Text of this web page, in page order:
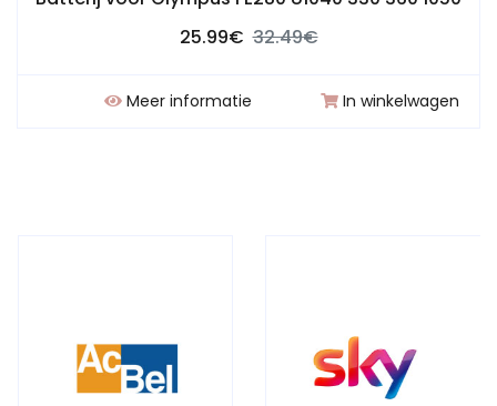
25.99€ 32.49€
Meer informatie In winkelwagen